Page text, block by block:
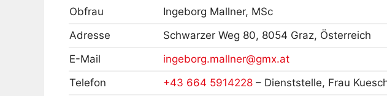
Obfrau
Ingeborg Mallner, MSc
Adresse
Schwarzer Weg 80, 8054 Graz, Österreich
E-Mail
ingeborg.mallner@gmx.at
Telefon
+43 664 5914228 – Dienststelle, Frau